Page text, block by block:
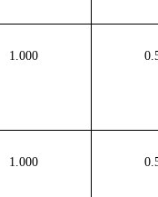
1.000
1.000